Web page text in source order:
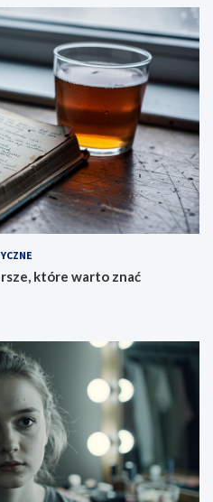
które warto znać